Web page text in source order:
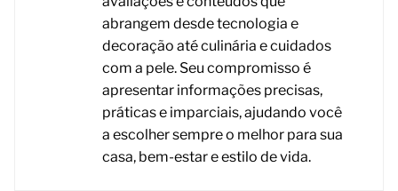
abrangem desde tecnologia e
decoração até culinária e cuidados
com a pele. Seu compromisso é
apresentar informações precisas,
práticas e imparciais, ajudando você
a escolher sempre o melhor para sua
casa, bem-estar e estilo de vida.